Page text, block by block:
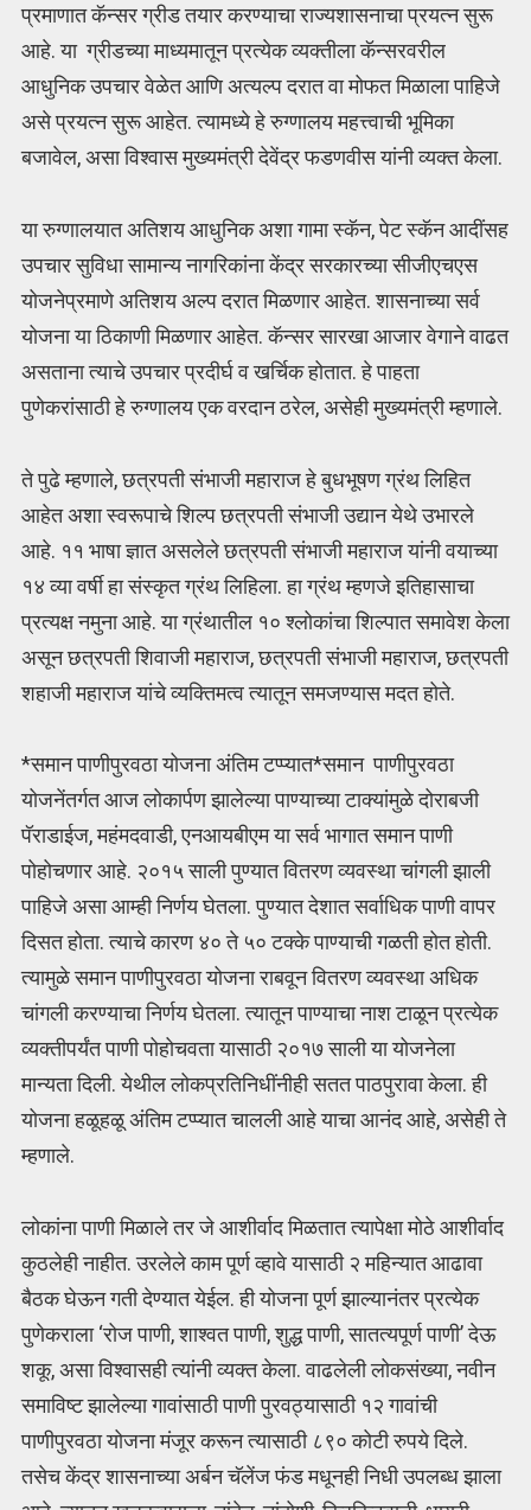
प्रमाणात कॅन्सर ग्रीड तयार करण्याचा राज्यशासनाचा प्रयत्न सुरू
आहे. या ग्रीडच्या माध्यमातून प्रत्येक व्यक्तीला कॅन्सरवरील
आधुनिक उपचार वेळेत आणि अत्यल्प दरात वा मोफत मिळाला पाहिजे
असे प्रयत्न सुरू आहेत. त्यामध्ये हे रुग्णालय महत्त्वाची भूमिका
बजावेल, असा विश्वास मुख्यमंत्री देवेंद्र फडणवीस यांनी व्यक्त केला.
या रुग्णालयात अतिशय आधुनिक अशा गामा स्कॅन, पेट स्कॅन आदींसह
उपचार सुविधा सामान्य नागरिकांना केंद्र सरकारच्या सीजीएचएस
योजनेप्रमाणे अतिशय अल्प दरात मिळणार आहेत. शासनाच्या सर्व
योजना या ठिकाणी मिळणार आहेत. कॅन्सर सारखा आजार वेगाने वाढत
असताना त्याचे उपचार प्रदीर्घ व खर्चिक होतात. हे पाहता
पुणेकरांसाठी हे रुग्णालय एक वरदान ठरेल, असेही मुख्यमंत्री म्हणाले.
ते पुढे म्हणाले, छत्रपती संभाजी महाराज हे बुधभूषण ग्रंथ लिहित
आहेत अशा स्वरूपाचे शिल्प छत्रपती संभाजी उद्यान येथे उभारले
आहे. ११ भाषा ज्ञात असलेले छत्रपती संभाजी महाराज यांनी वयाच्या
१४ व्या वर्षी हा संस्कृत ग्रंथ लिहिला. हा ग्रंथ म्हणजे इतिहासाचा
प्रत्यक्ष नमुना आहे. या ग्रंथातील १० श्लोकांचा शिल्पात समावेश केला
असून छत्रपती शिवाजी महाराज, छत्रपती संभाजी महाराज, छत्रपती
शहाजी महाराज यांचे व्यक्तिमत्व त्यातून समजण्यास मदत होते.
*समान पाणीपुरवठा योजना अंतिम टप्प्यात*समान पाणीपुरवठा
योजनेंतर्गत आज लोकार्पण झालेल्या पाण्याच्या टाक्यांमुळे दोराबजी
पॅराडाईज, महंमदवाडी, एनआयबीएम या सर्व भागात समान पाणी
पोहोचणार आहे. २०१५ साली पुण्यात वितरण व्यवस्था चांगली झाली
पाहिजे असा आम्ही निर्णय घेतला. पुण्यात देशात सर्वाधिक पाणी वापर
दिसत होता. त्याचे कारण ४० ते ५० टक्के पाण्याची गळती होत होती.
त्यामुळे समान पाणीपुरवठा योजना राबवून वितरण व्यवस्था अधिक
चांगली करण्याचा निर्णय घेतला. त्यातून पाण्याचा नाश टाळून प्रत्येक
व्यक्तीपर्यंत पाणी पोहोचवता यासाठी २०१७ साली या योजनेला
मान्यता दिली. येथील लोकप्रतिनिधींनीही सतत पाठपुरावा केला. ही
योजना हळूहळू अंतिम टप्प्यात चालली आहे याचा आनंद आहे, असेही ते
म्हणाले.
लोकांना पाणी मिळाले तर जे आशीर्वाद मिळतात त्यापेक्षा मोठे आशीर्वाद
कुठलेही नाहीत. उरलेले काम पूर्ण व्हावे यासाठी २ महिन्यात आढावा
बैठक घेऊन गती देण्यात येईल. ही योजना पूर्ण झाल्यानंतर प्रत्येक
पुणेकराला ‘रोज पाणी, शाश्वत पाणी, शुद्ध पाणी, सातत्यपूर्ण पाणी’ देऊ
शकू, असा विश्वासही त्यांनी व्यक्त केला. वाढलेली लोकसंख्या, नवीन
समाविष्ट झालेल्या गावांसाठी पाणी पुरवठ्यासाठी १२ गावांची
पाणीपुरवठा योजना मंजूर करून त्यासाठी ८९० कोटी रुपये दिले.
तसेच केंद्र शासनाच्या अर्बन चॅलेंज फंड मधूनही निधी उपलब्ध झाला